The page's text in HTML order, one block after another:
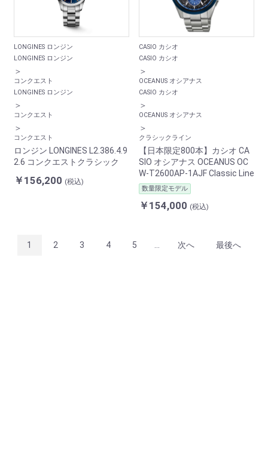
LONGINES ロンジン
LONGINES ロンジン
＞
コンクエスト
LONGINES ロンジン
＞
コンクエスト
＞
コンクエスト
ロンジン LONGINES L2.386.4.9
2.6 コンクエストクラシック
￥156,200 (税込)
CASIO カシオ
CASIO カシオ
＞
OCEANUS オシアナス
CASIO カシオ
＞
OCEANUS オシアナス
＞
クラシックライン
【日本限定800本】カシオ CA
SIO オシアナス OCEANUS OC
W-T2600AP-1AJF Classic Line
数量限定モデル
￥154,000 (税込)
1 2 3 4 5 次へ 最後へ